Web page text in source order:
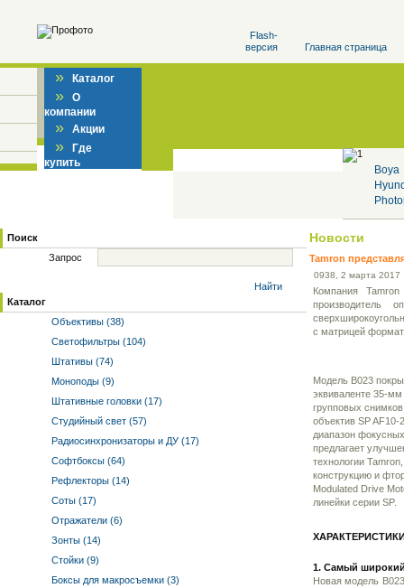
Flash-
версия
Главная страница
» Каталог
» О
компании
» Акции
» Где
купить
Boya
Поиск
Запрос
Найти
Каталог
Объективы (38)
Светофильтры (104)
Штативы (74)
Моноподы (9)
Штативные головки (17)
Студийный свет (57)
Радиосинхронизаторы и ДУ (17)
Софтбоксы (64)
Рефлекторы (14)
Соты (17)
Отражатели (6)
Зонты (14)
Стойки (9)
Боксы для макросъемки (3)
Новости
Tamron
0938 , 2 марта 2017
Компания
производитель
с матрицей
Модель B023
эквиваленте 35-
групповых
объектив SP
диапазон
предлагает
технологии
конструкцию и
Modulated Drive
линейки серии SP.
1. Самый широкий
Новая модель